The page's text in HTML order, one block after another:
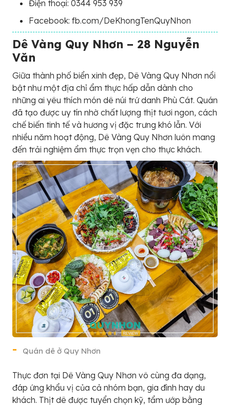
Điện thoại: 0344 953 939
Facebook: fb.com/DeKhongTenQuyNhon
Dê Vàng Quy Nhơn – 28 Nguyễn
Văn
Giữa thành phố biển xinh đẹp, Dê Vàng Quy Nhơn nổi
bật như một địa chỉ ẩm thực hấp dẫn dành cho
những ai yêu thích món dê núi trứ danh Phù Cát. Quán
đã tạo được uy tín nhờ chất lượng thịt tươi ngon, cách
chế biến tinh tế và hương vị đặc trưng khó lẫn. Với
nhiều năm hoạt động, Dê Vàng Quy Nhơn luôn mang
đến trải nghiệm ẩm thực trọn vẹn cho thực khách.
Quán dê ở Quy Nhơn
Thực đơn tại Dê Vàng Quy Nhơn vô cùng đa dạng,
đáp ứng khẩu vị của cả nhóm bạn, gia đình hay du
khách. Thịt dê được tuyển chọn kỹ, tẩm ướp bằng